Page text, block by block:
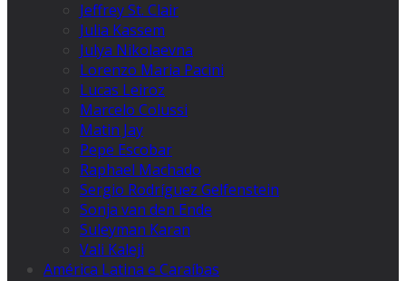
Jeffrey St. Clair
Julia Kassem
Julya Nikolaevna
Lorenzo Maria Pacini
Lucas Leiroz
Marcelo Colussi
Matin Jay
Pepe Escobar
Raphael Machado
Sergio Rodríguez Gelfenstein
Sonja van den Ende
Suleyman Karan
Vali Kaleji
América Latina e Caraíbas